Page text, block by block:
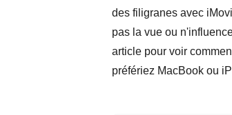
des filigranes avec
pas la vue ou
article pour voir
préfériez MacBook ou